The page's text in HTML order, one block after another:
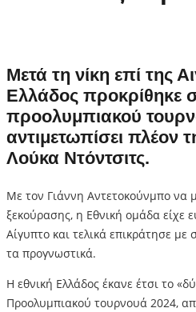
Μετά τη νίκη επί της
Ελλάδος προκρίθηκε
προολυμπιακού
αντιμετωπίσει πλέον
Λούκα Ντόντσιτς.
Με τον Γιάννη Αντετοκούνμπο να
ξεκούρασης, η Εθνική ομάδα είχε
Αίγυπτο και τελικά επικράτησε
τα προγνωστικά.
Η εθνική Ελλάδος έκανε έτσι το
Προολυμπιακού τουρνουά 2024,